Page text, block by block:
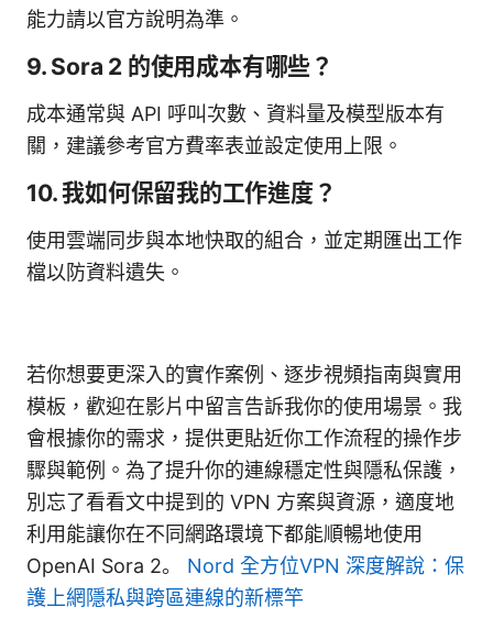
能力請以官方說明為準。
9. Sora 2 的使用成本有哪些？
成本通常與 API 呼叫次數、資料量及模型版本有
關，建議參考官方費率表並設定使用上限。
10. 我如何保留我的工作進度？
使用雲端同步與本地快取的組合，並定期匯出工作
檔以防資料遺失。
若你想要更深入的實作案例、逐步視頻指南與實用
模板，歡迎在影片中留言告訴我你的使用場景。我
會根據你的需求，提供更貼近你工作流程的操作步
驟與範例。為了提升你的連線穩定性與隱私保護，
別忘了看看文中提到的 VPN 方案與資源，適度地
利用能讓你在不同網路環境下都能順暢地使用
OpenAI Sora 2。 Nord 全方位VPN 深度解說：保
護上網隱私與跨區連線的新標竿